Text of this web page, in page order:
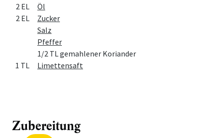
2 EL
Öl
2 EL
Zucker
Salz
Pfeffer
1/2 TL gemahlener Koriander
1 TL
Limettensaft
Zubereitung